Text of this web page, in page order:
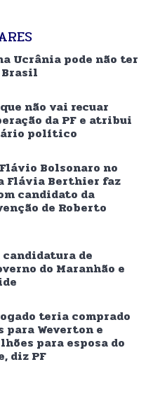
Ucrânia pode não ter
não vai recuar
da PF e atribui
político
Bolsonaro no
Flávia Berthier faz
candidato da
de Roberto
candidatura de
do Maranhão e
teria comprado
para Weverton e
para esposa do
diz PF